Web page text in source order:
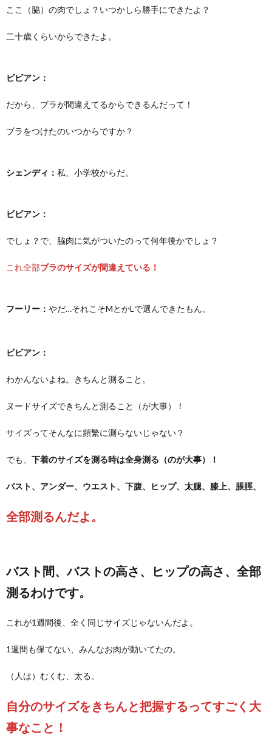
ここ（脇）の肉でしょ？いつかしら勝手にできたよ？
二十歳くらいからできたよ。
ビビアン：
だから、ブラが間違えてるからできるんだって！
ブラをつけたのいつからですか？
シェンディ： 私、小学校からだ。
ビビアン：
でしょ？で、脇肉に気がついたのって何年後かでしょ？
これ全部ブラのサイズが間違えている！
フーリー： やだ…それこそMとかLで選んできたもん。
ビビアン：
わかんないよね。きちんと測ること。
ヌードサイズできちんと測ること（が大事）！
サイズってそんなに頻繁に測らないじゃない？
でも、 下着のサイズを測る時は全身測る（のが大事）！
バスト、アンダー、ウエスト、下腹、ヒップ、太腿、膝上、脹脛、
全部測るんだよ。
バスト間、バストの高さ、ヒップの高さ、全部
測るわけです。
これが1週間後、全く同じサイズじゃないんだよ。
1週間も保てない、みんなお肉が動いてたの。
（人は）むくむ、太る。
自分のサイズをきちんと把握するってすごく大
事なこと！